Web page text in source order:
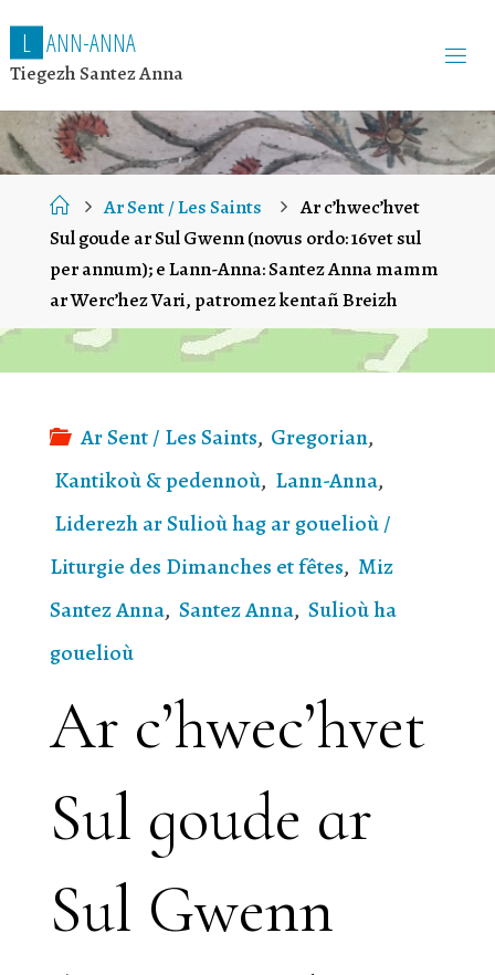
L ANN-ANNA
Tiegezh Santez Anna
HomeAr Sent / Les Saints
Ar c’hwec’hvet
Sul goude ar Sul Gwenn (novus ordo: 16vet sul
per annum); e Lann-Anna: Santez Anna mamm
ar Werc’hez Vari, patromez kentañ Breizh
Ar Sent / Les Saints, Gregorian,
Kantikoù & pedennoù, Lann-Anna,
Liderezh ar Sulioù hag ar gouelioù /
Liturgie des Dimanches et fêtes, Miz
Santez Anna, Santez Anna, Sulioù ha
gouelioù
Ar c’hwec’hvet
Sul goude ar
Sul Gwenn